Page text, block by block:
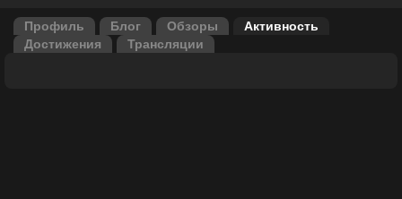
Профиль Блог Обзоры
Активность
Достижения
Трансляции